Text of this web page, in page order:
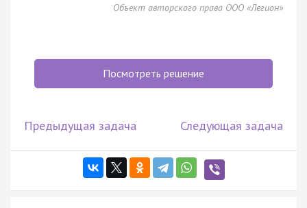
Объект авторского права ООО «Легион»
Посмотреть решение
Предыдущая задача Следующая задача